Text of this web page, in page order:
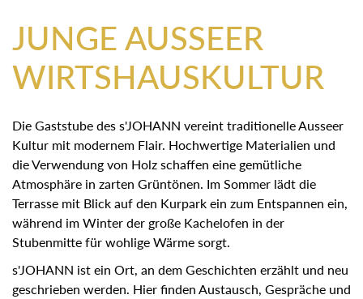
JUNGE AUSSEER
WIRTSHAUSKULTUR
Die Gaststube des s'JOHANN vereint traditionelle Ausseer
Kultur mit modernem Flair. Hochwertige Materialien und
die Verwendung von Holz schaffen eine gemütliche
Atmosphäre in zarten Grüntönen. Im Sommer lädt die
Terrasse mit Blick auf den Kurpark ein zum Entspannen
ein, während im Winter der große Kachelofen in der
Stubenmitte für wohlige Wärme sorgt.
s'JOHANN ist ein Ort, an dem Geschichten erzählt und neu
geschrieben werden. Hier finden Austausch, Gespräche